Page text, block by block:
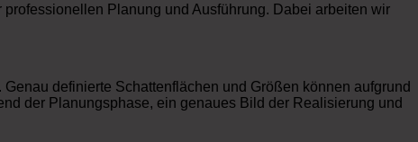
Planung und Ausführung. Dabei arbeiten wir
definierte Schattenflächen und Größen können aufgrund
der Planungsphase, ein genaues Bild der Realisierung und